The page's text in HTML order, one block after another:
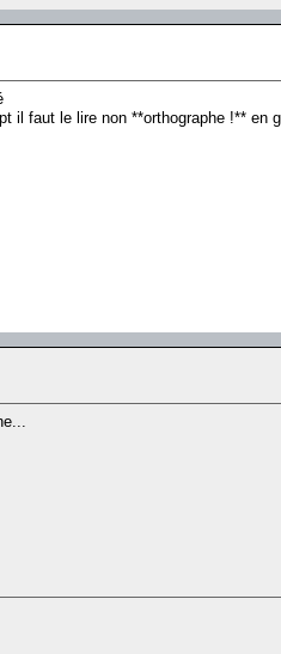
il faut le lire non **orthographe !** en